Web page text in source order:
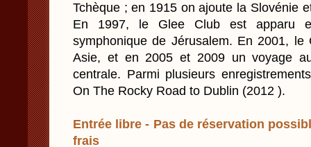
Tchèque ; en 1915 on ajoute la Slovénie
En 1997, le Glee Club est apparu
symphonique de Jérusalem. En 2001,
Asie, et en 2005 et 2009 un voyage
centrale. Parmi plusieurs
On The Rocky Road to Dublin (2012 ).
Entrée libre - Pas de réservation
frais